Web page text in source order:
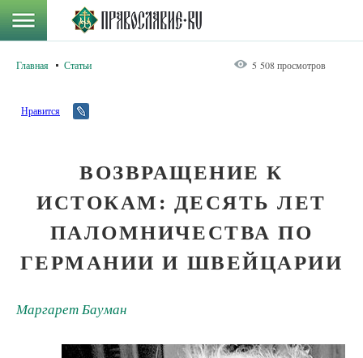
Главная Статьи 5 508 просмотров
Нравится
ВОЗВРАЩЕНИЕ К
ИСТОКАМ: ДЕСЯТЬ ЛЕТ
ПАЛОМНИЧЕСТВА ПО
ГЕРМАНИИ И ШВЕЙЦАРИИ
Маргарет Бауман